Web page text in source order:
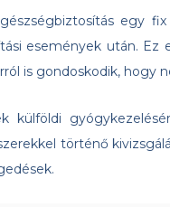
egy
események után. Ez
is gondoskodik, hogy
külföldi
történő